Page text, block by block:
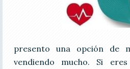
presento una opción de
vendiendo mucho. Si